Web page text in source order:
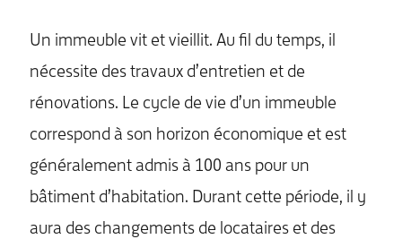
Un immeuble vit et vieillit. Au fil du temps, il
nécessite des travaux d’entretien et de
rénovations. Le cycle de vie d’un immeuble
correspond à son horizon économique et est
généralement admis à 100 ans pour un
bâtiment d’habitation. Durant cette période, il y
aura des changements de locataires et des